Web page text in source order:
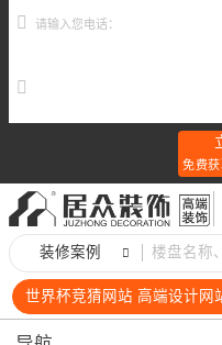
免费
装修案例
世界杯竞猜网站 高端设计网